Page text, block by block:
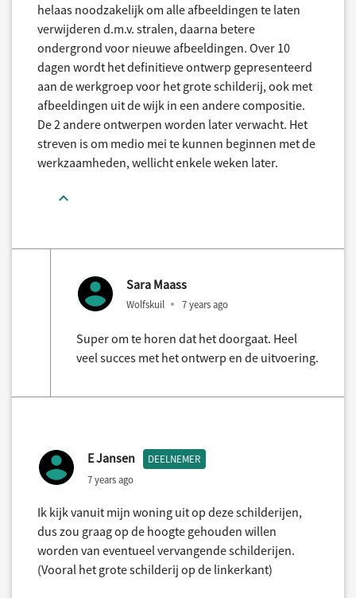
helaas noodzakelijk om alle afbeeldingen te laten
verwijderen d.m.v. stralen, daarna betere
ondergrond voor nieuwe afbeeldingen. Over 10
dagen wordt het definitieve ontwerp gepresenteerd
aan de werkgroep voor het grote schilderij, ook met
afbeeldingen uit de wijk in een andere compositie.
De 2 andere ontwerpen worden later verwacht. Het
streven is om medio mei te kunnen beginnen met de
werkzaamheden, wellicht enkele weken later.
Sara Maass
Wolfskuil 7 years ago
Super om te horen dat het doorgaat. Heel
veel succes met het ontwerp en de uitvoering.
E Jansen DEELNEMER
7 years ago
Ik kijk vanuit mijn woning uit op deze schilderijen,
dus zou graag op de hoogte gehouden willen
worden van eventueel vervangende schilderijen.
(Vooral het grote schilderij op de linkerkant)